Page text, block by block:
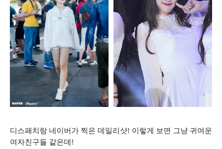
디스패치랑 네이버가 찍은 데일리샷! 이렇게 보면 그냥 귀여운
여자친구들 같은데!